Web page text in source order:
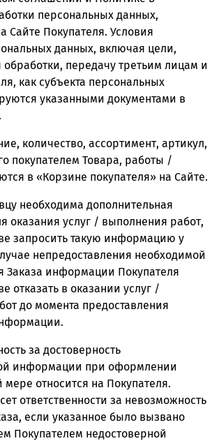
персональных данных,
Сайте Покупателя. Условия
данных, включая цели,
обработки, передачу третьим лицам и
как субъекта персональных
указанными документами в
количество, ассортимент, артикул,
покупателем Товара, работы /
в «Корзине покупателя» на Сайте.
необходима дополнительная
оказания услуг / выполнения работ,
запросить такую информацию у
непредоставления необходимой
Заказа информации Покупателя
отказать в оказании услуг /
до момента предоставления
за достоверность
информации при оформлении
мере относится на Покупателя.
ответственности за невозможность
если указанное было вызвано
Покупателем недостоверной